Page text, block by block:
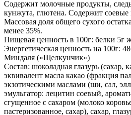
Содержит молочные продукты,
кунжута, глютена. Содержит соевые
Массовая доля общего сухого
менее 35%.
Пищевая ценность в 100г: белки 5г
Энергетическая ценность на 100г:
Миндаля («Щелкунчик»)
Состав: шоколадная глазурь (сахар,
эквивалент масла какао (фракция
экзотическими маслами (ши, сал,
эмульгатор: лецитин соевый,
сгущенное с сахаром (молоко
пастеризованное, сахар), сахар,